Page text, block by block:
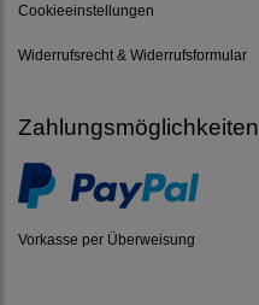
Cookieeinstellungen
Widerrufsrecht & Widerrufsformular
Zahlungsmöglichkeiten
Vorkasse per Überweisung